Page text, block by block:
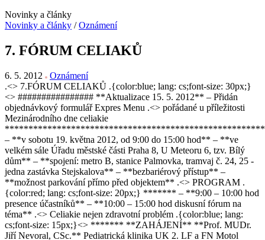
Novinky a články
Novinky a články / Oznámení
7. FÓRUM CELIAKŮ
6. 5. 2012
Oznámení
.<> 7.FÓRUM CELIAKŮ .{color:blue; lang: cs;font-size: 30px;}
<> ################ **Aktualizace 15. 5. 2012** – Přidán
objednávkový formulář Expres Menu .<> pořádané u příležitosti
Mezinárodního dne celiakie
– **v sobotu 19. května 2012, od 9:00 do 15:00 hod** – **ve
velkém sále Úřadu městské části Praha 8, U Meteoru 6, tzv. Bílý
dům** – **spojení: metro B, stanice Palmovka, tramvaj č. 24, 25 -
jedna zastávka Stejskalova** – **bezbariérový přístup** –
**možnost parkování přímo před objektem** .<> PROGRAM .
{color:red; lang: cs;font-size: 20px;} ******* – **9:00 – 10:00 hod
presence účastníků** – **10:00 – 15:00 hod diskusní fórum na
téma** .<> Celiakie nejen zdravotní problém .{color:blue; lang:
cs;font-size: 15px;}<> ******* **ZAHÁJENÍ** **Prof. MUDr.
Jiří Nevoral, CSc.** Pediatrická klinika UK 2. LF a FN Motol